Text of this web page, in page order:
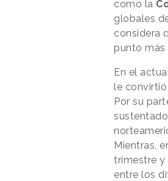
como la
globales
considera
punto más
En el
le
Por su
Mientras,
trimestre y
entre los